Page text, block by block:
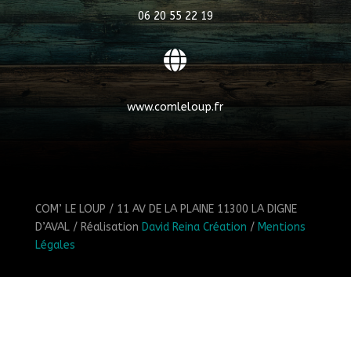
06 20 55 22 19

www.comleloup.fr
COM’ LE LOUP / 11 AV DE LA PLAINE 11300 LA DIGNE
D’AVAL / Réalisation David Reina Création / Mentions
Légales